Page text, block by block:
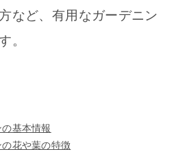
など、有用なガーデニン
。
基本情報
花や葉の特徴